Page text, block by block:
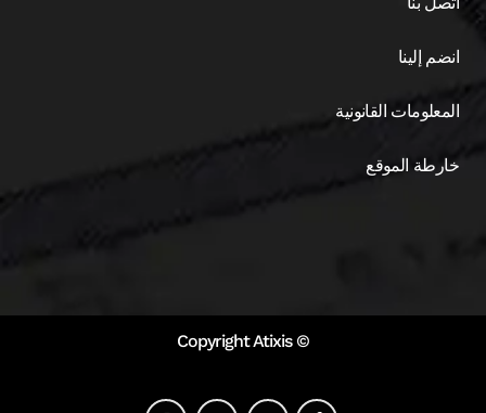
انضم إلينا
المعلومات القانونية
خارطة الموقع
© Copyright Atixis